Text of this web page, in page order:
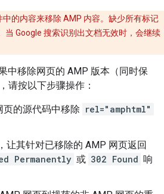
中的内容来移除 AMP 内容。缺少所有标记
当 Google 搜索识别出文档无效时，会继续
中移除网页的 AMP 版本（同时保
请按以下步骤操作：
页的源代码中移除 rel="amphtml"
让其针对已移除的 AMP 网页返回
Permanently 或 302 Found 响